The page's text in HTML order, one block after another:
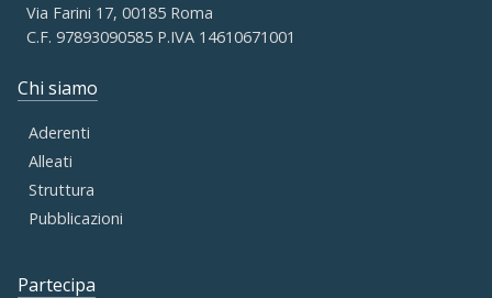
Via Farini 17, 00185 Roma
C.F. 97893090585 P.IVA 14610671001
Chi siamo
Aderenti
Alleati
Struttura
Pubblicazioni
Partecipa